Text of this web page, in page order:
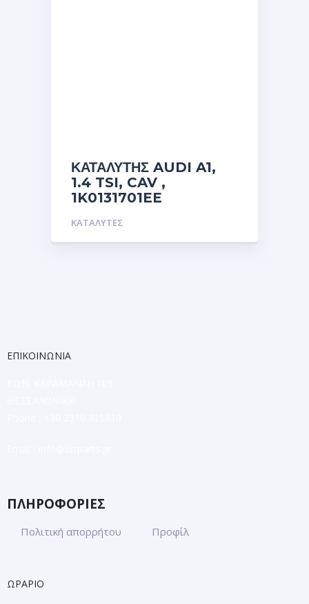
ΚΑΤΑΛΥΤΗΣ AUDI A1,
1.4 TSI, CAV ,
1K0131701EE
ΚΑΤΑΛΥΤΕΣ
ΕΠΙΚΟΙΝΩΝΙΑ
ΠΛΗΡΟΦΟΡΙΕΣ
Πολιτική απορρήτου Προφίλ
ΩΡΑΡΙΟ